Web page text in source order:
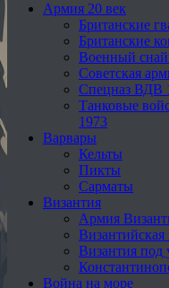
Армия 20 век
Британские
Британские
Военный
Советская
Спецназ ВДВ
Танковые
1973
Варвары
Кельты
Пикты
Сарматы
Византия
Армия
Византийская
Византия под
Война на море